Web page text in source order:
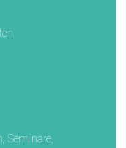
Seminare,